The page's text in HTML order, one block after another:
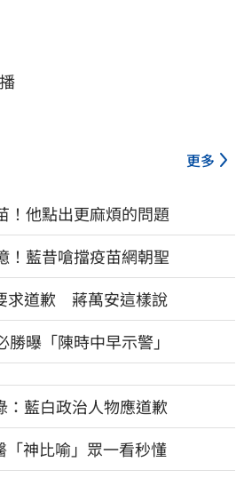
更多
！他點出更麻煩的問題
！藍昔嗆擋疫苗網朝聖
求道歉 蔣萬安這樣說
曝「陳時中早示警」
藍白政治人物應道歉
「神比喻」眾一看秒懂